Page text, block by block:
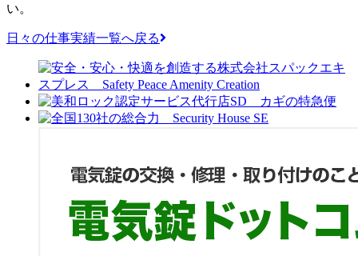
い。
日々の仕事実績一覧へ戻る